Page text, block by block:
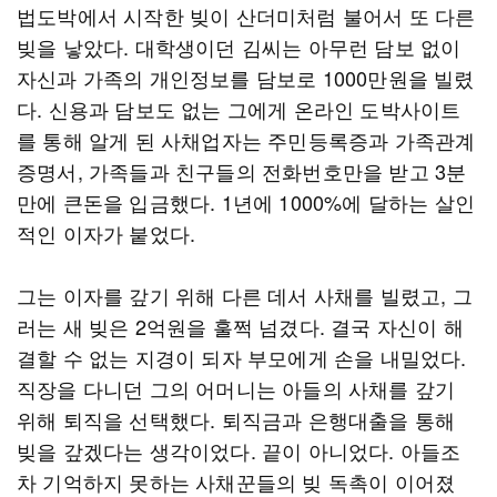
법도박에서 시작한 빚이 산더미처럼 불어서 또 다른
빚을 낳았다. 대학생이던 김씨는 아무런 담보 없이
자신과 가족의 개인정보를 담보로 1000만원을 빌렸
다. 신용과 담보도 없는 그에게 온라인 도박사이트
를 통해 알게 된 사채업자는 주민등록증과 가족관계
증명서, 가족들과 친구들의 전화번호만을 받고 3분
만에 큰돈을 입금했다. 1년에 1000%에 달하는 살인
적인 이자가 붙었다.
그는 이자를 갚기 위해 다른 데서 사채를 빌렸고, 그
러는 새 빚은 2억원을 훌쩍 넘겼다. 결국 자신이 해
결할 수 없는 지경이 되자 부모에게 손을 내밀었다.
직장을 다니던 그의 어머니는 아들의 사채를 갚기
위해 퇴직을 선택했다. 퇴직금과 은행대출을 통해
빚을 갚겠다는 생각이었다. 끝이 아니었다. 아들조
차 기억하지 못하는 사채꾼들의 빚 독촉이 이어졌